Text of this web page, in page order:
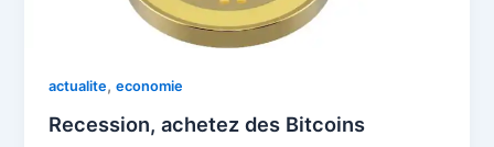
actualite,economie
Recession, achetez des Bitcoins